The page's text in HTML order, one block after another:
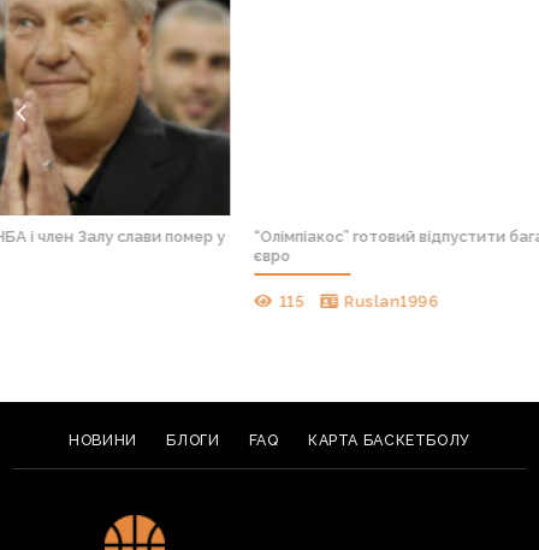
помер у
“Олімпіакос” готовий відпустити багаторічного лідера
Ruslan1996
НОВИНИ БЛОГИ FAQ КАРТА БАСКЕТБОЛУ